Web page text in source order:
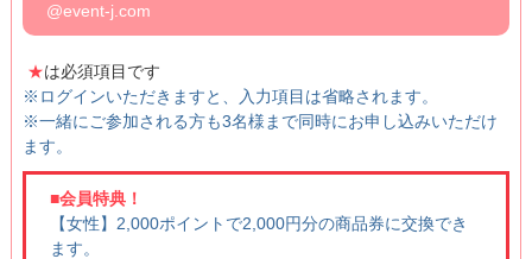
@event-j.com
★は必須項目です
※ログインいただきますと、入力項目は省略されます。
※一緒にご参加される方も3名様まで同時にお申し込みいただけ
ます。
■会員特典！
【女性】2,000ポイントで2,000円分の商品券に交換でき
ます。